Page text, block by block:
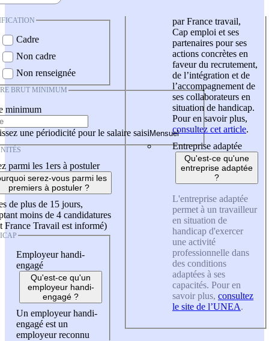
Cadre
Non cadre
Non renseignée
BRUT MINIMUM
minimum
une périodicité pour le salaire saisi
parmi les 1ers à postuler
serez-vous parmi les
premiers à postuler ?
de plus de 15 jours,
moins de 4 candidatures
France Travail est informé)
Employeur handi-
engagé
Qu'est-ce qu'un
employeur handi-
engagé ?
Un employeur handi-
engagé est un
employeur reconnu
par France travail,
Cap emploi et ses
partenaires pour ses
actions concrètes en
faveur du recrutement,
de l’intégration et de
l’accompagnement de
ses collaborateurs en
situation de handicap.
Pour en savoir plus,
consultez cet article.
Entreprise adaptée
Qu'est-ce qu'une
entreprise adaptée
?
L'entreprise adaptée
permet à un travailleur
en situation de
handicap d'exercer
une activité
professionnelle dans
des conditions
adaptées à ses
capacités. Pour en
savoir plus, consultez
le site de l’UNEA.